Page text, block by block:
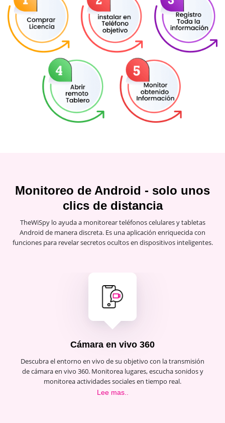
Monitoreo de Android - solo unos
clics de distancia
TheWiSpy lo ayuda a monitorear teléfonos celulares y tabletas
Android de manera discreta. Es una aplicación enriquecida con
funciones para revelar secretos ocultos en dispositivos inteligentes.
Cámara en vivo 360
Descubra el entorno en vivo de su objetivo con la transmisión
de cámara en vivo 360. Monitorea lugares, escucha sonidos y
monitorea actividades sociales en tiempo real.
Lee mas..